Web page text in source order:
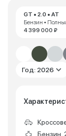
GT • 2.0 • AT
Бензин •
4 399 000 ₽
Год: 2026
Бензин,